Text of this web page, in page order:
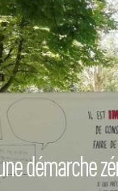
démarche